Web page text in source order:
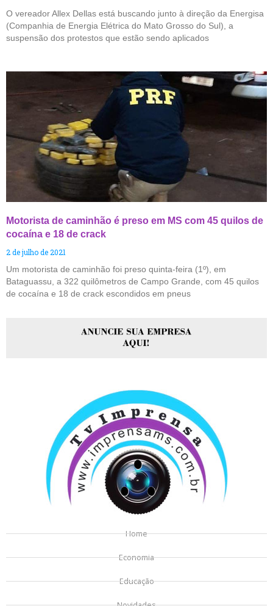
O vereador Allex Dellas está buscando junto à direção da Energisa
(Companhia de Energia Elétrica do Mato Grosso do Sul), a
suspensão dos protestos que estão sendo aplicados
Motorista de caminhão é preso em MS com 45 quilos de
cocaína e 18 de crack
2 de julho de 2021
Um motorista de caminhão foi preso quinta-feira (1º), em
Bataguassu, a 322 quilômetros de Campo Grande, com 45 quilos
de cocaína e 18 de crack escondidos em pneus
Home
Economia
Educação